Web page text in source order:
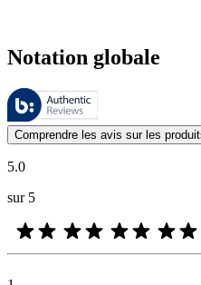
Notation globale
Ces évaluations sont gérées par
Les avis des clients exprimés
Comprendre les avis sur les
5.0
sur 5